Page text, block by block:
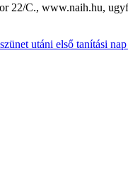
22/C., www.naih.hu,
utáni első tanítási